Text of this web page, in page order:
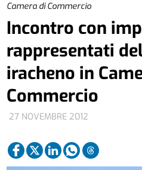
Camera di Commercio
27 NOVEMBRE 2012
Incontro con
rappresentati
iracheno in
Commercio